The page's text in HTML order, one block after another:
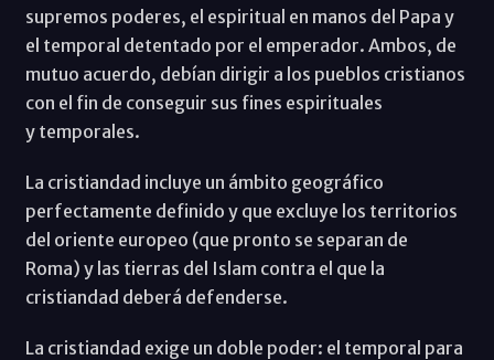
supremos poderes, el espiritual en manos del Papa y
el temporal detentado por el emperador. Ambos, de
mutuo acuerdo, debían dirigir a los pueblos cristianos
con el fin de conseguir sus fines espirituales
y temporales.
La cristiandad incluye un ámbito geográfico
perfectamente definido y que excluye los territorios
del oriente europeo (que pronto se separan de
Roma) y las tierras del Islam contra el que la
cristiandad deberá defenderse.
La cristiandad exige un doble poder: el temporal para